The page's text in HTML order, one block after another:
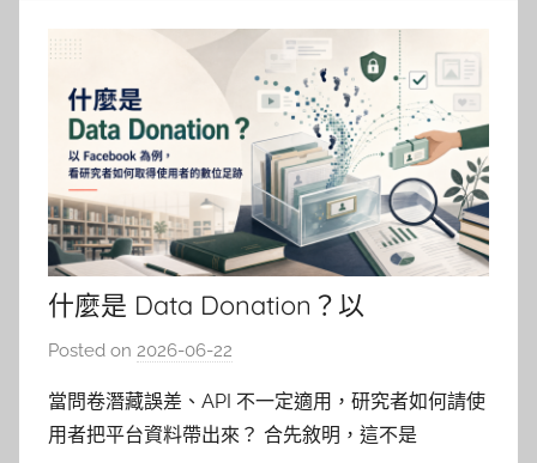
什麼是 Data Donation？以
Facebook 為例，看研究者如何取得
Posted on 2026-06-22
柯
文
當問卷潛藏誤差、API 不一定適用，研究者如何請使
用者把平台資料帶出來？ 合先敘明，這不是